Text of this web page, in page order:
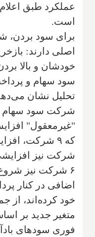
عملکرد طبق
است.
برای سود بردن،
اصلی دارند:
خودشان و بالا
سود سهام و
شرکت سود سهام
"غیرمعقول"
۶ شرکت نیز
اضافی در کنار
خود کرده‌اند، از
متغیر جدید بر
فوری سودهای